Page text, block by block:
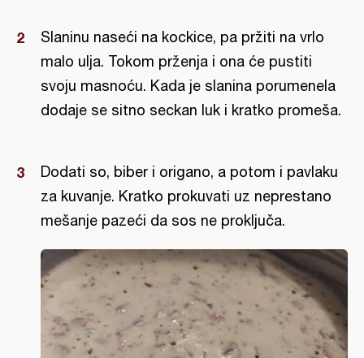
Slaninu naseći na kockice, pa pržiti na vrlo
malo ulja. Tokom prženja i ona će pustiti
svoju masnoću. Kada je slanina porumenela
dodaje se sitno seckan luk i kratko promeša.
Dodati so, biber i origano, a potom i pavlaku
za kuvanje. Kratko prokuvati uz neprestano
mešanje pazeći da sos ne proključa.